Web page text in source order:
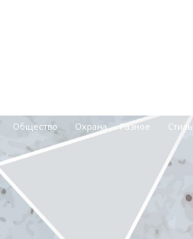
Общество Охрана Разное Стиль